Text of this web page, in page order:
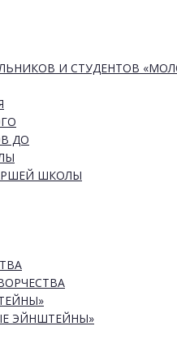
И СТУДЕНТОВ
ДО
ШКОЛЫ
ЭЙНШТЕЙНЫ»